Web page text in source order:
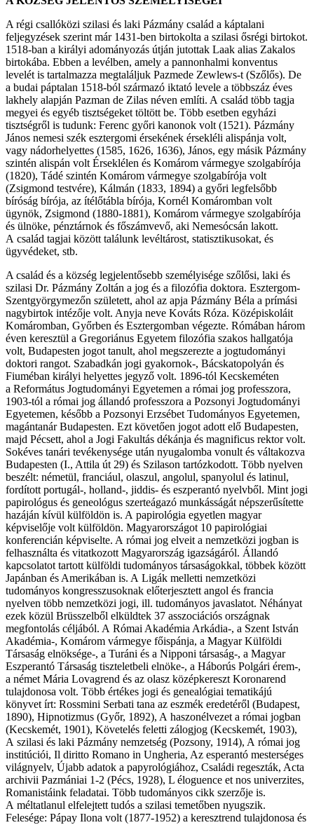
A régi csallóközi szilasi és laki Pázmány család a káptalani
feljegyzések szerint már 1431-ben birtokolta a szilasi ősrégi birtokot.
1518-ban a királyi adományozás útján jutottak Laak alias Zakalos
birtokába. Ebben a levélben, amely a pannonhalmi konventus
levelét is tartalmazza megtaláljuk Pazmede Zewlews-t (Szőlős). De
a budai páptalan 1518-ból származó iktató levele a többszáz éves
lakhely alapján Pazman de Zilas néven említi. A család több tagja
megyei és egyéb tisztségeket töltött be. Több esetben egyházi
tisztségről is tudunk: Ferenc győri kanonok volt (1521). Pázmány
János nemesi szék esztergomi érsekének érsekléli alispánja volt,
vagy nádorhelyettes (1585, 1626, 1636), János, egy másik Pázmány
szintén alispán volt Érseklélen és Komárom vármegye szolgabírója
(1820), Tádé szintén Komárom vármegye szolgabírója volt
(Zsigmond testvére), Kálmán (1833, 1894) a győri legfelsőbb
bíróság bírója, az ítélőtábla bírója, Kornél Komáromban volt
ügynök, Zsigmond (1880-1881), Komárom vármegye szolgabírója
és ülnöke, pénztárnok és főszámvevő, aki Nemesócsán lakott.
A család tagjai között találunk levéltárost, statisztikusokat, és
ügyvédeket, stb.
A család és a község legjelentősebb személyisége szőlősi, laki és
szilasi Dr. Pázmány Zoltán a jog és a filozófia doktora. Esztergom-
Szentgyörgymezőn született, ahol az apja Pázmány Béla a prímási
nagybirtok intézője volt. Anyja neve Kováts Róza. Középiskoláit
Komáromban, Győrben és Esztergomban végezte. Rómában három
éven keresztül a Gregoriánus Egyetem filozófia szakos hallgatója
volt, Budapesten jogot tanult, ahol megszerezte a jogtudományi
doktori rangot. Szabadkán jogi gyakornok-, Bácskatopolyán és
Fiuméban királyi helyettes jegyző volt. 1896-tól Kecskeméten
a Református Jogtudományi Egyetemen a római jog professzora,
1903-tól a római jog állandó professzora a Pozsonyi Jogtudományi
Egyetemen, később a Pozsonyi Erzsébet Tudományos Egyetemen,
magántanár Budapesten. Ezt követően jogot adott elő Budapesten,
majd Pécsett, ahol a Jogi Fakultás dékánja és magnificus rektor volt.
Sokéves tanári tevékenysége után nyugalomba vonult és váltakozva
Budapesten (I., Attila út 29) és Szilason tartózkodott. Több nyelven
beszélt: németül, franciául, olaszul, angolul, spanyolul és latinul,
fordított portugál-, holland-, jiddis- és eszperantó nyelvből. Mint jogi
papirológus és geneológus szerteágazó munkásságát népszerűsítette
hazáján kívül külföldön is. A papirológia egyetlen magyar
képviselője volt külföldön. Magyarországot 10 papirológiai
konferencián képviselte. A római jog elveit a nemzetközi jogban is
felhasználta és vitatkozott Magyarország igazságáról. Állandó
kapcsolatot tartott külföldi tudományos társaságokkal, többek között
Japánban és Amerikában is. A Ligák melletti nemzetközi
tudományos kongresszusoknak előterjesztett angol és francia
nyelven több nemzetközi jogi, ill. tudományos javaslatot. Néhányat
ezek közül Brüsszelből elküldtek 37 asszociációs országnak
megfontolás céljából. A Római Akadémia Arkádia-, a Szent István
Akadémia-, Komárom vármegye főispánja, a Magyar Külföldi
Társaság elnöksége-, a Turáni és a Nipponi társaság-, a Magyar
Eszperantó Társaság tiszteletbeli elnöke-, a Háborús Polgári érem-,
a német Mária Lovagrend és az olasz középkereszt Koronarend
tulajdonosa volt. Több értékes jogi és genealógiai tematikájú
könyvet írt: Rossmini Serbati tana az eszmék eredetéről (Budapest,
1890), Hipnotizmus (Győr, 1892), A haszonélvezet a római jogban
(Kecskemét, 1901), Követelés feletti zálogjog (Kecskemét, 1903),
A szilasi és laki Pázmány nemzetség (Pozsony, 1914), A római jog
institúciói, Il diritto Romano in Ungheria, Az esperantó mesterséges
világnyelv, Újabb adatok a papyrológiához, Családi regeszták, Acta
archivii Pazmániai 1-2 (Pécs, 1928), L éloguence et nos univerzites,
Romanistáink feladatai. Több tudományos cikk szerzője is.
A méltatlanul elfelejtett tudós a szilasi temetőben nyugszik.
Felesége: Pápay Ilona volt (1877-1952) a keresztrend tulajdonosa és